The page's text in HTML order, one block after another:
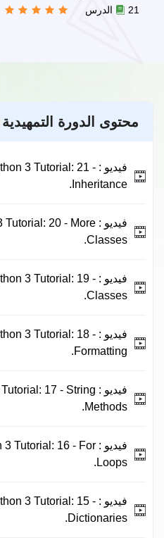
21 الدرس
محتوى الدورة التمهيدية
فيديو : 3 Tutorial: 21 -
Inheritance.
فيديو : Tutorial: 20 - More
Classes.
فيديو : 3 Tutorial: 19 -
Classes.
فيديو : 3 Tutorial: 18 -
Formatting.
فيديو : 17 - String
Methods.
فيديو : 3 Tutorial: 16 - For
Loops.
فيديو : 3 Tutorial: 15 -
Dictionaries.